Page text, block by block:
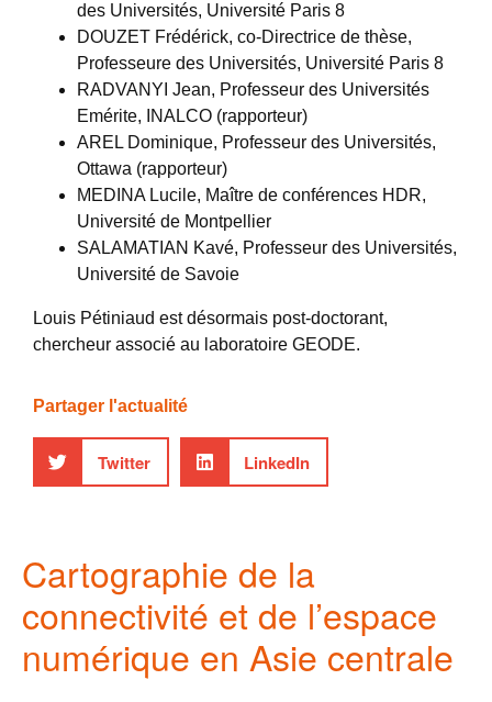
des Universités, Université Paris 8
DOUZET Frédérick, co-Directrice de thèse,
Professeure des Universités, Université Paris 8
RADVANYI Jean, Professeur des Universités
Emérite, INALCO (rapporteur)
AREL Dominique, Professeur des Universités,
Ottawa (rapporteur)
MEDINA Lucile, Maître de conférences HDR,
Université de Montpellier
SALAMATIAN Kavé, Professeur des Universités,
Université de Savoie
Louis Pétiniaud est désormais post-doctorant,
chercheur associé au laboratoire GEODE.
Partager l'actualité
Twitter LinkedIn
Cartographie de la
connectivité et de l’espace
numérique en Asie centrale